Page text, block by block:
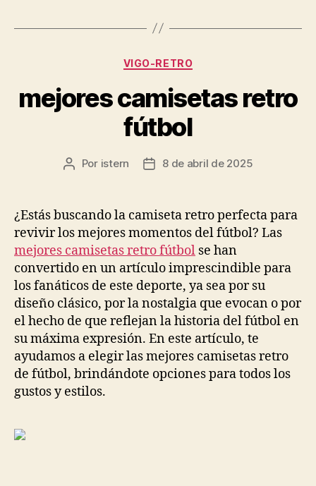
Categorías
VIGO-RETRO
mejores camisetas retro
fútbol
Autor
entrada
Por istern
Fecha
entrada
8 de abril de 2025
¿Estás buscando la camiseta retro perfecta para
revivir los mejores momentos del fútbol? Las
mejores camisetas retro fútbol se han
convertido en un artículo imprescindible para
los fanáticos de este deporte, ya sea por su
diseño clásico, por la nostalgia que evocan o por
el hecho de que reflejan la historia del fútbol en
su máxima expresión. En este artículo, te
ayudamos a elegir las mejores camisetas retro
de fútbol, brindándote opciones para todos los
gustos y estilos.